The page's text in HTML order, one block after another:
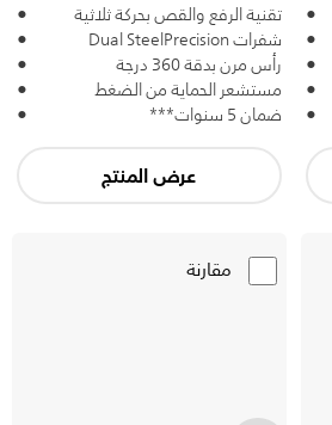
تقنية الرفع والقص بحركة ثلاثية
شفرات Dual SteelPrecision
رأس مرن بدقة 360 درجة
مستشعر الحماية من الضغط
ضمان 5 سنوات***
عرض المنتج
مقارنة